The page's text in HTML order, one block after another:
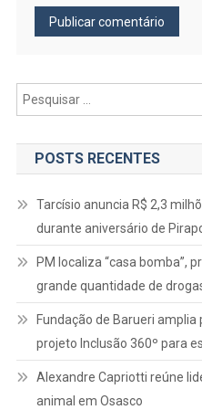
POSTS RECENTES
Tarcísio anuncia R$ 2,3
durante aniversário de
PM localiza “casa bomba”,
grande quantidade de
Fundação de Barueri
projeto Inclusão 360º para
Alexandre Capriotti reúne
animal em Osasco